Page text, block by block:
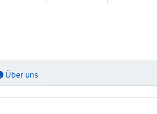
Über uns